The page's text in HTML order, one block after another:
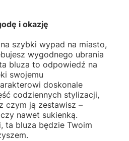
i okazję
szybki wypad na miasto,
wygodnego ubrania
bluza to odpowiedź na
swojemu
doskonale
codziennych stylizacji,
czym ją zestawisz –
nawet sukienką.
ta bluza będzie Twoim